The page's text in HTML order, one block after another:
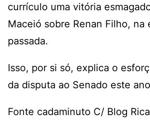
currículo uma vitória
Maceió sobre Renan Filho, na
passada.
Isso, por si só, explica o
da disputa ao Senado este
Fonte cadaminuto C/ Blog